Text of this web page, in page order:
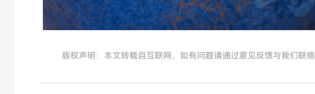
版权声明：本文转载自互联网，如有问题请通过意见反馈与我们联络